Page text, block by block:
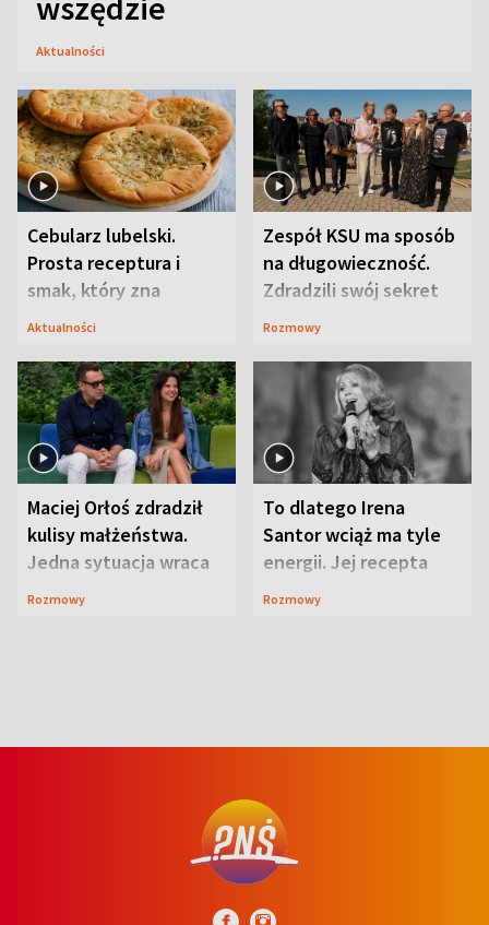
Aktualności
Cebularz lubelski.
Prosta receptura i
smak, który zna
Lubelszczyzna
Aktualności
Zespół KSU ma sposób
na długowieczność.
Zdradzili swój sekret
Rozmowy
Maciej Orłoś zdradził
kulisy małżeństwa.
Jedna sytuacja wraca
jak bumerang
Rozmowy
To dlatego Irena
Santor wciąż ma tyle
energii. Jej recepta
jest zaskakująco
Rozmowy